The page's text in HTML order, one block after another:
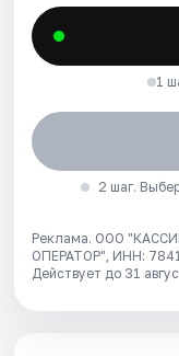
1
2 шаг.
Реклама. ООО
ОПЕРАТОР", ИНН:
Действует до 31